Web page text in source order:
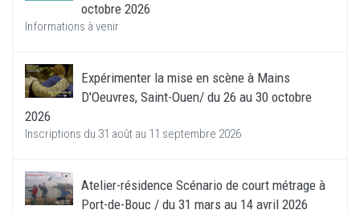
octobre 2026
Informations à venir
Expérimenter la mise en scène à Mains
D'Oeuvres, Saint-Ouen/ du 26 au 30 octobre
2026
Inscriptions du 31 août au 11 septembre 2026
Atelier-résidence Scénario de court métrage à
Port-de-Bouc / du 31 mars au 14 avril 2026